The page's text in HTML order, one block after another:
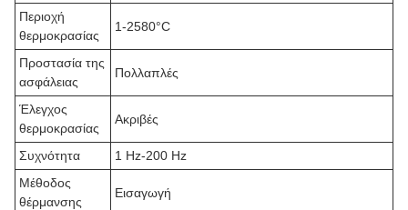
Περιοχή
θερμοκρασίας
1-2580°C
Προστασία της
ασφάλειας
Πολλαπλές
Έλεγχος
θερμοκρασίας
Ακριβές
Συχνότητα
1 Hz-200 Hz
Μέθοδος
θέρμανσης
Εισαγωγή